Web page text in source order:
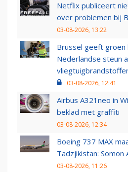
Netflix publiceert
over problemen bij
03-08-2026, 13:22
Brussel geeft groen
Nederlandse steun
03-08-2026, 12:41
Airbus A321neo in
beklad met graffiti
03-08-2026, 12:34
Boeing 737 MAX
Tadzjikistan:
03-08-2026, 11:26